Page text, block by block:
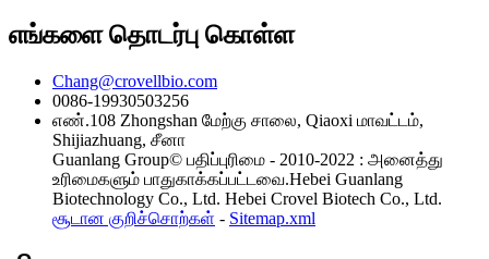
எங்களை தொடர்பு கொள்ள
Chang@crovellbio.com
0086-19930503256
எண்.108 Zhongshan மேற்கு சாலை, Qiaoxi மாவட்டம்,
Shijiazhuang, சீனா
Guanlang Group© பதிப்புரிமை - 2010-2022 : அனைத்து
உரிமைகளும் பாதுகாக்கப்பட்டவை.Hebei Guanlang
Biotechnology Co., Ltd. Hebei Crovel Biotech Co., Ltd.
சூடான குறிச்சொற்கள் - Sitemap.xml